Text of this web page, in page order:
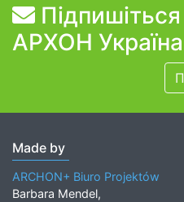
АРХОН Україна
Made by
ARCHON+ Biuro Projektów
Barbara Mendel,